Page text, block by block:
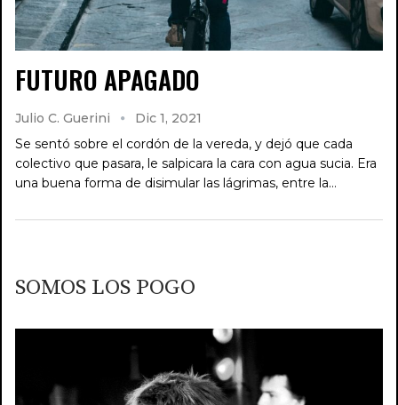
FUTURO APAGADO
Julio C. Guerini
Dic 1, 2021
Se sentó sobre el cordón de la vereda, y dejó que cada
colectivo que pasara, le salpicara la cara con agua sucia. Era
una buena forma de disimular las lágrimas, entre la…
SOMOS LOS POGO